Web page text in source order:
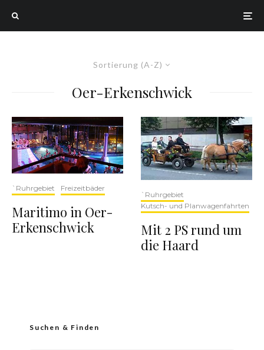
Sortierung (A-Z)
Oer-Erkenschwick
`Ruhrgebiet Freizeitbäder
Maritimo in Oer-
Erkenschwick
`Ruhrgebiet
Kutsch- und Planwagenfahrten
Mit 2 PS rund um
die Haard
Suchen & Finden